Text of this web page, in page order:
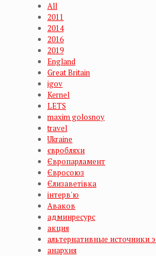
All
2011
2014
2016
2019
England
Great Britain
igov
Kernel
LETS
maxim golosnoy
travel
Ukraine
євробляхи
Європарламент
Євросоюз
Єлизаветівка
інтерв'ю
Аваков
админресурс
акция
альтернативные источники
анархия